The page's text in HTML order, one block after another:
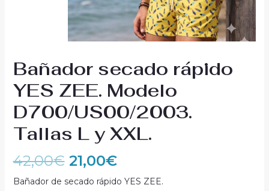
Bañador secado rápido
YES ZEE. Modelo
D700/US00/2003.
Tallas L y XXL.
42,00€ 21,00€
Bañador de secado rápido YES ZEE.